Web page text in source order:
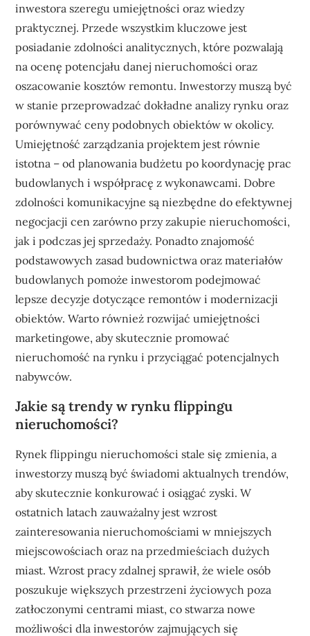
inwestora szeregu umiejętności oraz wiedzy
praktycznej. Przede wszystkim kluczowe jest
posiadanie zdolności analitycznych, które pozwalają
na ocenę potencjału danej nieruchomości oraz
oszacowanie kosztów remontu. Inwestorzy muszą być
w stanie przeprowadzać dokładne analizy rynku oraz
porównywać ceny podobnych obiektów w okolicy.
Umiejętność zarządzania projektem jest równie
istotna – od planowania budżetu po koordynację prac
budowlanych i współpracę z wykonawcami. Dobre
zdolności komunikacyjne są niezbędne do efektywnej
negocjacji cen zarówno przy zakupie nieruchomości,
jak i podczas jej sprzedaży. Ponadto znajomość
podstawowych zasad budownictwa oraz materiałów
budowlanych pomoże inwestorom podejmować
lepsze decyzje dotyczące remontów i modernizacji
obiektów. Warto również rozwijać umiejętności
marketingowe, aby skutecznie promować
nieruchomość na rynku i przyciągać potencjalnych
nabywców.
Jakie są trendy w rynku flippingu
nieruchomości?
Rynek flippingu nieruchomości stale się zmienia, a
inwestorzy muszą być świadomi aktualnych trendów,
aby skutecznie konkurować i osiągać zyski. W
ostatnich latach zauważalny jest wzrost
zainteresowania nieruchomościami w mniejszych
miejscowościach oraz na przedmieściach dużych
miast. Wzrost pracy zdalnej sprawił, że wiele osób
poszukuje większych przestrzeni życiowych poza
zatłoczonymi centrami miast, co stwarza nowe
możliwości dla inwestorów zajmujących się